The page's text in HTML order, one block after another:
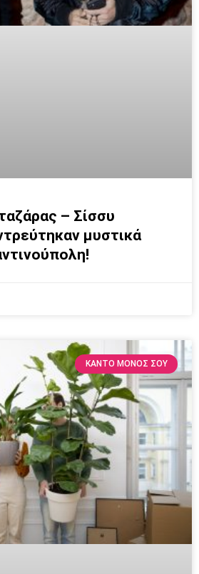
– Σίσσυ
μυστικά
ΚΆΝΤΟ ΜΌΝΟΣ ΣΟΥ